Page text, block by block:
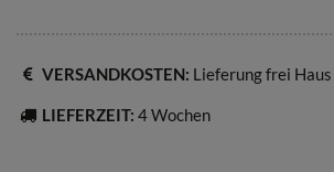
VERSANDKOSTEN: Lieferung frei Haus
LIEFERZEIT: 4 Wochen